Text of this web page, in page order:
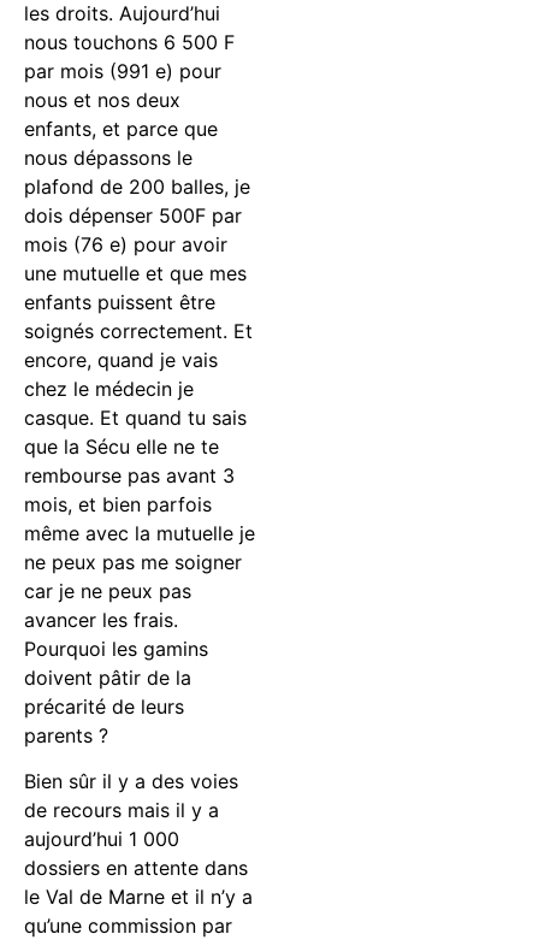
les droits. Aujourd’hui
nous touchons 6 500 F
par mois (991 e) pour
nous et nos deux
enfants, et parce que
nous dépassons le
plafond de 200 balles, je
dois dépenser 500F par
mois (76 e) pour avoir
une mutuelle et que mes
enfants puissent être
soignés correctement. Et
encore, quand je vais
chez le médecin je
casque. Et quand tu sais
que la Sécu elle ne te
rembourse pas avant 3
mois, et bien parfois
même avec la mutuelle je
ne peux pas me soigner
car je ne peux pas
avancer les frais.
Pourquoi les gamins
doivent pâtir de la
précarité de leurs
parents ?
Bien sûr il y a des voies
de recours mais il y a
aujourd’hui 1 000
dossiers en attente dans
le Val de Marne et il n’y a
qu’une commission par